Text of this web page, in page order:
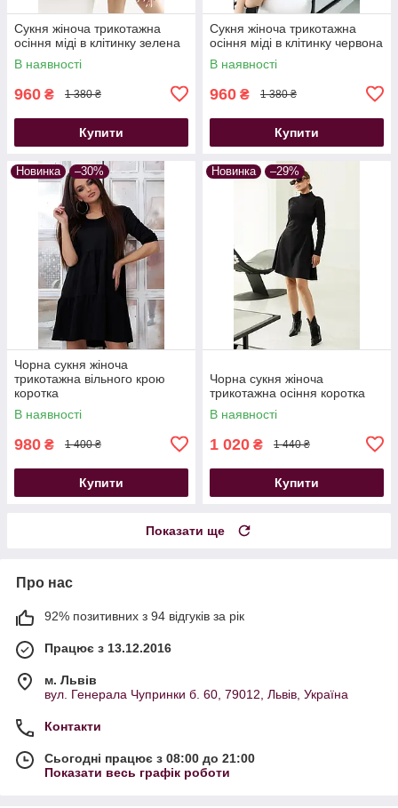
Сукня жіноча трикотажна
осіння міді в клітинку зелена
В наявності
960 ₴ 1 380 ₴
Купити
Сукня жіноча трикотажна
осіння міді в клітинку червона
В наявності
960 ₴ 1 380 ₴
Купити
Новинка –30%
Чорна сукня жіноча
трикотажна вільного крою
коротка
В наявності
980 ₴ 1 400 ₴
Купити
Новинка –29%
Чорна сукня жіноча
трикотажна осіння коротка
В наявності
1 020 ₴ 1 440 ₴
Купити
Показати ще
Про нас
92% позитивних з 94 відгуків за рік
Працює з 13.12.2016
м. Львів
вул. Генерала Чупринки б. 60, 79012, Львів, Україна
Контакти
Сьогодні працює з 08:00 до 21:00
Показати весь графік роботи